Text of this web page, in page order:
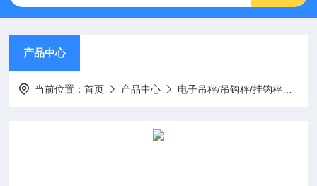
产品中心
当前位置：首页 产品中心 电子吊秤/吊钩秤/挂钩秤